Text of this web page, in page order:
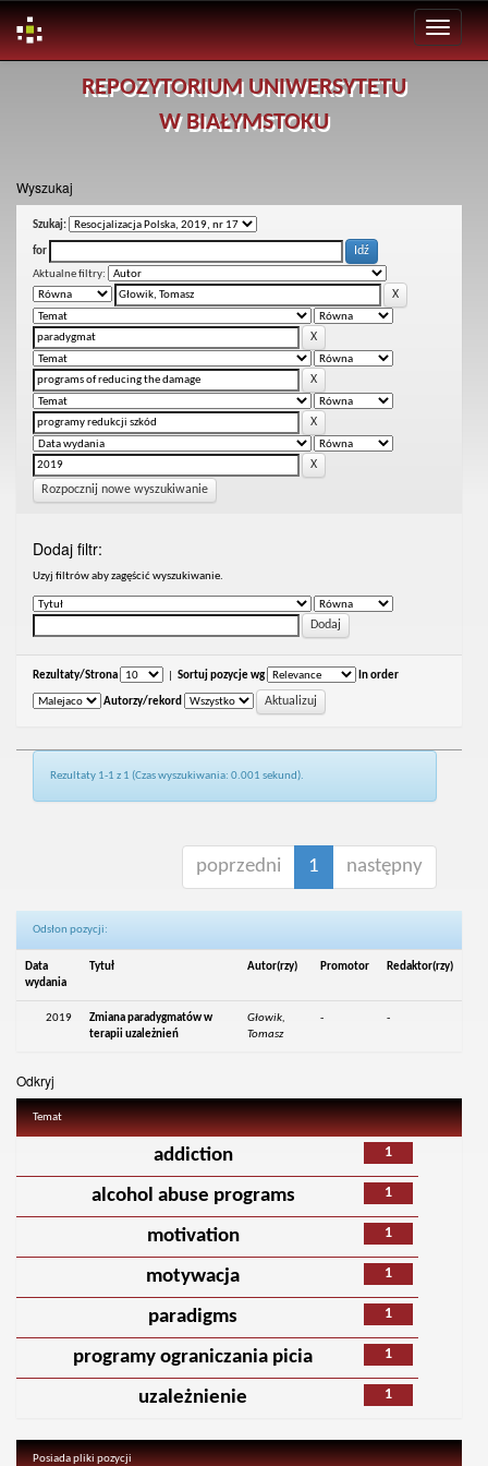
REPOZYTORIUM UNIWERSYTETU
W BIAŁYMSTOKU
Wyszukaj
Szukaj:
for
Aktualne filtry:
Rozpocznij nowe wyszukiwanie
Dodaj filtr:
Uzyj filtrów aby zagęścić wyszukiwanie.
Rezultaty/Strona Sortuj pozycje wg In order
Autorzy/rekord
Rezultaty 1-1 z 1 (Czas wyszukiwania: 0.001 sekund).
poprzedni 1 następny
Odsłon pozycji:
Data
wydania
Tytuł Autor(rzy) Promotor Redaktor(rzy)
2019
Zmiana paradygmatów w
terapii uzależnień
Głowik,
Tomasz
- -
Odkryj
Temat
1
addiction
1
alcohol abuse programs
1
motivation
1
motywacja
1
paradigms
1
programy ograniczania picia
1
uzależnienie
Posiada pliki pozycji